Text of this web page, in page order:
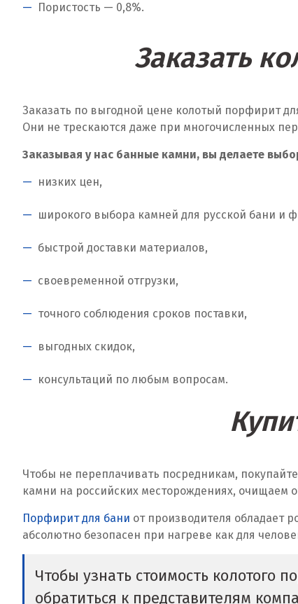
Пористость — 0,8%.
Заказать
Заказать по выгодной цене колотый порфирит
Они не трескаются даже при многочисленных
Заказывая у нас банные камни, вы делаете
низких цен,
широкого выбора камней для русской бани и
быстрой доставки материалов,
своевременной отгрузки,
точного соблюдения сроков поставки,
выгодных скидок,
консультаций по любым вопросам.
Чтобы не переплачивать посредникам,
камни на российских месторождениях, очищаем
Порфирит для бани от производителя обладает
абсолютно безопасен при нагреве как для
Чтобы узнать стоимость колотого
обратиться к представителям